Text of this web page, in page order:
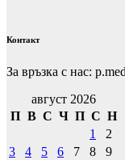
Контакт
За връзка с нас:
август 2026
П В С Ч П С Н
1
2
3
4 5 6 7 8
9